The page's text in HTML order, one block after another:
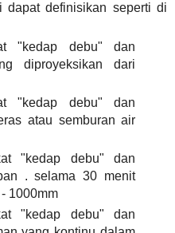
dapat definisikan seperti di
"kedap debu" dan
diproyeksikan dari
"kedap debu" dan
atau semburan air
"kedap debu" dan
. selama 30 menit
1000mm
"kedap debu" dan